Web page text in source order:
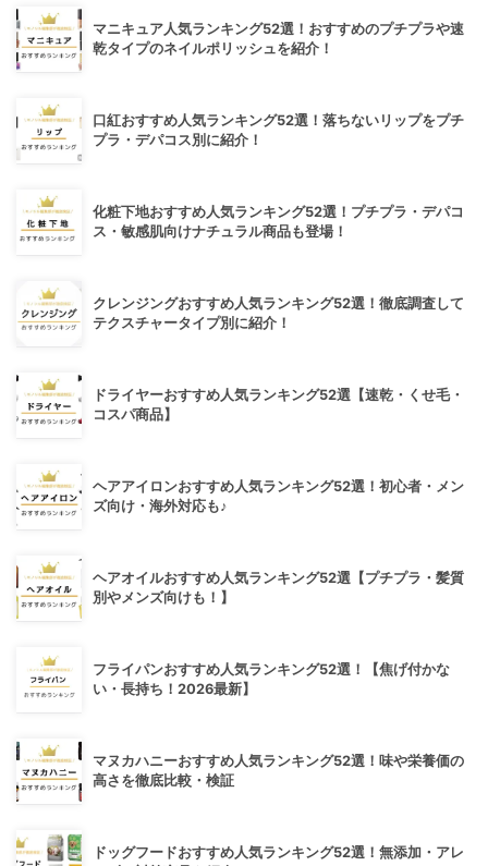
マニキュア人気ランキング52選！おすすめのプチプラや速
乾タイプのネイルポリッシュを紹介！
口紅おすすめ人気ランキング52選！落ちないリップをプチ
プラ・デパコス別に紹介！
化粧下地おすすめ人気ランキング52選！プチプラ・デパコ
ス・敏感肌向けナチュラル商品も登場！
クレンジングおすすめ人気ランキング52選！徹底調査して
テクスチャータイプ別に紹介！
ドライヤーおすすめ人気ランキング52選【速乾・くせ毛・
コスパ商品】
ヘアアイロンおすすめ人気ランキング52選！初心者・メン
ズ向け・海外対応も♪
ヘアオイルおすすめ人気ランキング52選【プチプラ・髪質
別やメンズ向けも！】
フライパンおすすめ人気ランキング52選！【焦げ付かな
い・長持ち！2026最新】
マヌカハニーおすすめ人気ランキング52選！味や栄養価の
高さを徹底比較・検証
ドッグフードおすすめ人気ランキング52選！無添加・アレ